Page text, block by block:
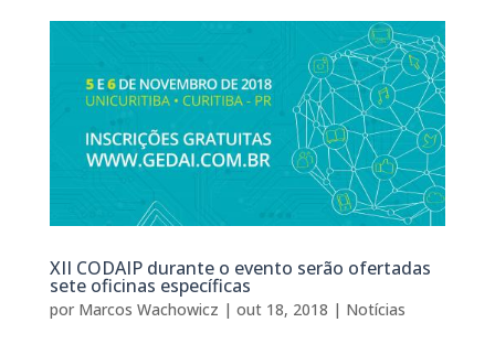
XII CODAIP durante o evento serão ofertadas
sete oficinas específicas
por Marcos Wachowicz | out 18, 2018 | Notícias